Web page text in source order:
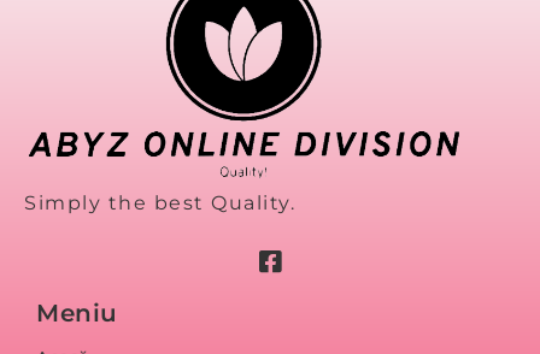
Simply the best Quality.
Meniu